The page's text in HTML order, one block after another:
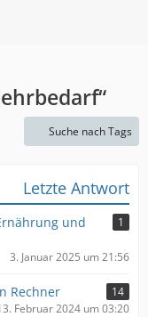
Suche nach Tags
Letzte Antwort
und
1
3. Januar 2025 um 21:56
Rechner
14
Februar 2024 um 03:20